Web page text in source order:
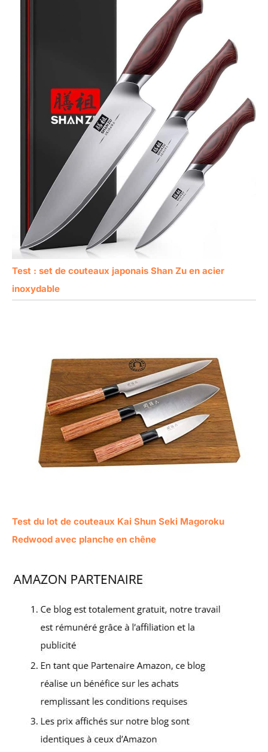
Test : set de couteaux japonais Shan Zu en acier
inoxydable
Test du lot de couteaux Kai Shun Seki Magoroku
Redwood avec planche en chêne